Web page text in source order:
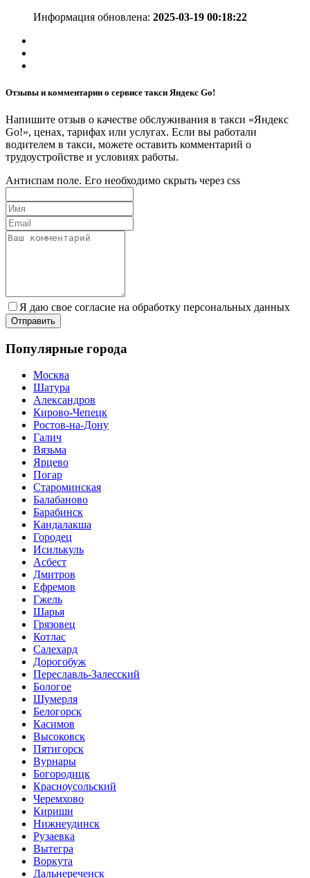
Информация обновлена: 2025-03-19 00:18:22
Отзывы и комментарии о сервисе такси Яндекс Go!
Напишите отзыв о качестве обслуживания в такси «Яндекс
Go!», ценах, тарифах или услугах. Если вы работали
водителем в такси, можете оставить комментарий о
трудоустройстве и условиях работы.
Антиспам поле. Его необходимо скрыть через css
Я даю свое согласие на обработку персональных данных
Популярные города
Москва
Шатура
Александров
Кирово-Чепецк
Ростов-на-Дону
Галич
Вязьма
Ярцево
Погар
Староминская
Балабаново
Барабинск
Кандалакша
Городец
Исилькуль
Асбест
Дмитров
Ефремов
Гжель
Шарья
Грязовец
Котлас
Салехард
Дорогобуж
Переславль-Залесский
Бологое
Шумерля
Белогорск
Касимов
Высоковск
Пятигорск
Вурнары
Богородицк
Красноусольский
Черемхово
Кириши
Нижнеудинск
Рузаевка
Вытегра
Воркута
Дальнереченск